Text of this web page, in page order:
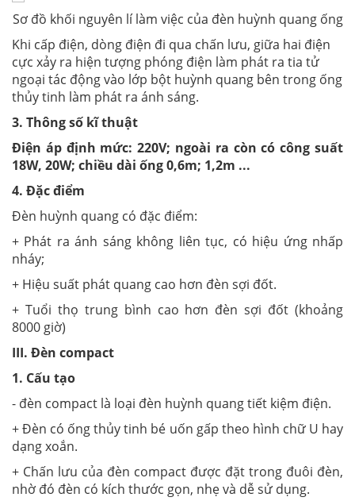
Sơ đồ khối nguyên lí làm việc của đèn huỳnh quang ống
Khi cấp điện, dòng điện đi qua chấn lưu, giữa hai điện
cực xảy ra hiện tượng phóng điện làm phát ra tia tử
ngoại tác động vào lớp bột huỳnh quang bên trong ống
thủy tinh làm phát ra ánh sáng.
3. Thông số kĩ thuật
Điện áp định mức: 220V; ngoài ra còn có công suất
18W, 20W; chiều dài ống 0,6m; 1,2m ...
4. Đặc điểm
Đèn huỳnh quang có đặc điểm:
+ Phát ra ánh sáng không liên tục, có hiệu ứng nhấp
nháy;
+ Hiệu suất phát quang cao hơn đèn sợi đốt.
+ Tuổi thọ trung bình cao hơn đèn sợi đốt (khoảng
8000 giờ)
III. Đèn compact
1. Cấu tạo
- đèn compact là loại đèn huỳnh quang tiết kiệm điện.
+ Đèn có ống thủy tinh bé uốn gấp theo hình chữ U hay
dạng xoắn.
+ Chấn lưu của đèn compact được đặt trong đuôi đèn,
nhờ đó đèn có kích thước gọn, nhẹ và dễ sử dụng.